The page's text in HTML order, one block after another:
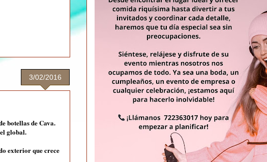
3/02/2016
botellas de Cava.
global.
exterior que crece